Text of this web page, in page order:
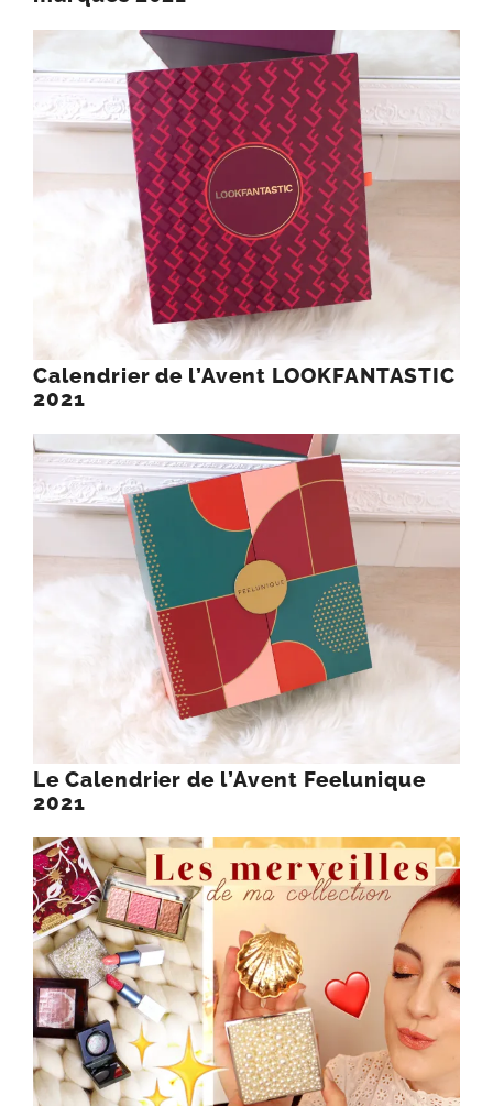
Calendrier de l’Avent LOOKFANTASTIC
2021
Le Calendrier de l’Avent Feelunique
2021